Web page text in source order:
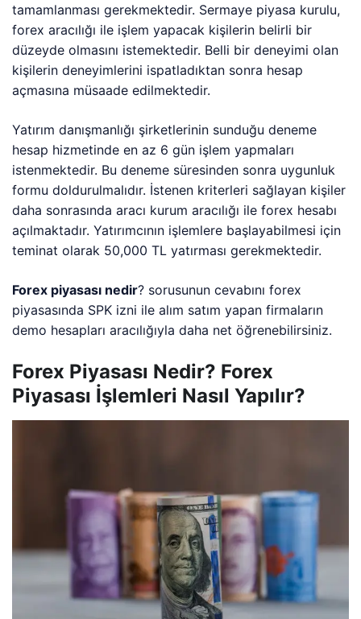
tamamlanması gerekmektedir. Sermaye piyasa kurulu,
forex aracılığı ile işlem yapacak kişilerin belirli bir
düzeyde olmasını istemektedir. Belli bir deneyimi olan
kişilerin deneyimlerini ispatladıktan sonra hesap
açmasına müsaade edilmektedir.
Yatırım danışmanlığı şirketlerinin sunduğu deneme
hesap hizmetinde en az 6 gün işlem yapmaları
istenmektedir. Bu deneme süresinden sonra uygunluk
formu doldurulmalıdır. İstenen kriterleri sağlayan kişiler
daha sonrasında aracı kurum aracılığı ile forex hesabı
açılmaktadır. Yatırımcının işlemlere başlayabilmesi için
teminat olarak 50,000 TL yatırması gerekmektedir.
Forex piyasası nedir? sorusunun cevabını forex
piyasasında SPK izni ile alım satım yapan firmaların
demo hesapları aracılığıyla daha net öğrenebilirsiniz.
Forex Piyasası Nedir? Forex
Piyasası İşlemleri Nasıl Yapılır?